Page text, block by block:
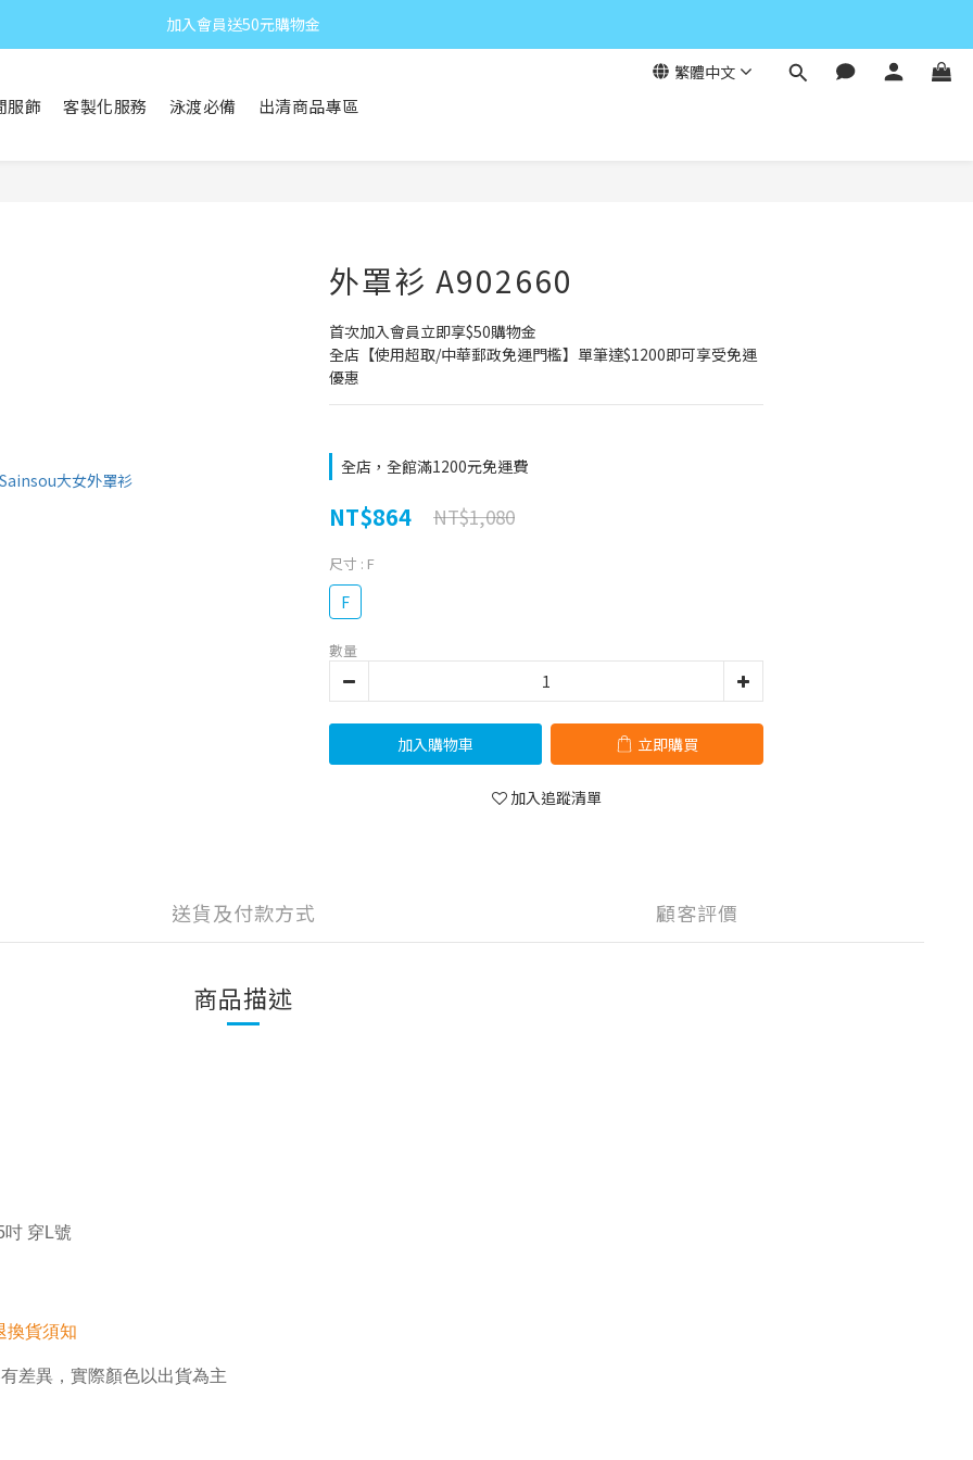
加入會員送50元購物金
繁體中文
服飾 客製化服務 泳渡必備 出清商品專區
外罩衫 A902660
首次加入會員立即享$50購物金
全店【使用超取/中華郵政免運門檻】單筆達$1200即可享受免運
優惠
全店，全館滿1200元免運費
NT$864 NT$1,080
尺寸 : F
F
數量
加入購物車 立即購買
加入追蹤清單
送貨及付款方式 顧客評價
商品描述
吋 穿L號
換貨須知
差異，實際顏色以出貨為主